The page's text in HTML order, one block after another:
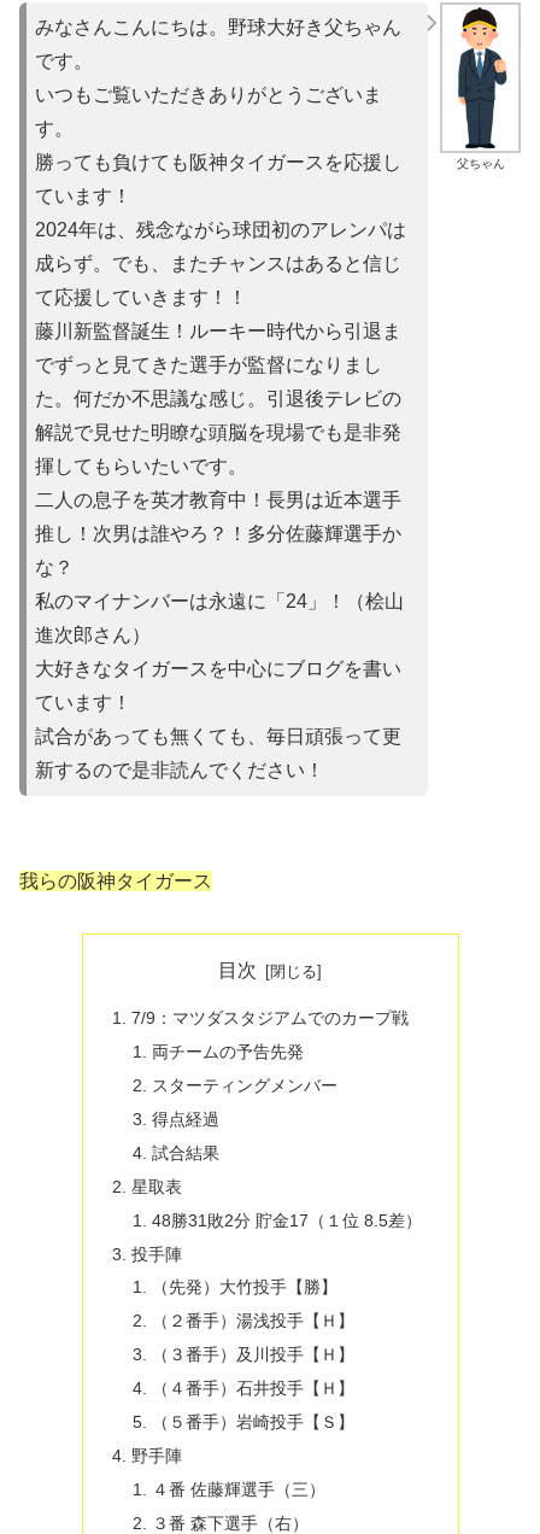
父ちゃん
みなさんこんにちは。野球大好き父ちゃん
です。
いつもご覧いただきありがとうございま
す。
勝っても負けても阪神タイガースを応援し
ています！
2024年は、残念ながら球団初のアレンパは
成らず。でも、またチャンスはあると信じ
て応援していきます！！
藤川新監督誕生！ルーキー時代から引退ま
でずっと見てきた選手が監督になりまし
た。何だか不思議な感じ。引退後テレビの
解説で見せた明瞭な頭脳を現場でも是非発
揮してもらいたいです。
二人の息子を英才教育中！長男は近本選手
推し！次男は誰やろ？！多分佐藤輝選手か
な？
私のマイナンバーは永遠に「24」！（桧山
進次郎さん）
大好きなタイガースを中心にブログを書い
ています！
試合があって も無くても、毎日頑張って更
新するので是非読んでください！
我らの阪神タイガース
目次
7/9：マツダスタジアムでのカープ戦
両チームの予告先発
スターティングメンバー
得点経過
試合結果
星取表
48勝31敗2分 貯金17（１位 8.5差）
投手陣
（先発）大竹投手【勝】
（２番手）湯浅投手【Ｈ】
（３番手）及川投手【Ｈ】
（４番手）石井投手【Ｈ】
（５番手）岩崎投手【Ｓ】
野手陣
４番 佐藤輝選手（三）
３番 森下選手（右）